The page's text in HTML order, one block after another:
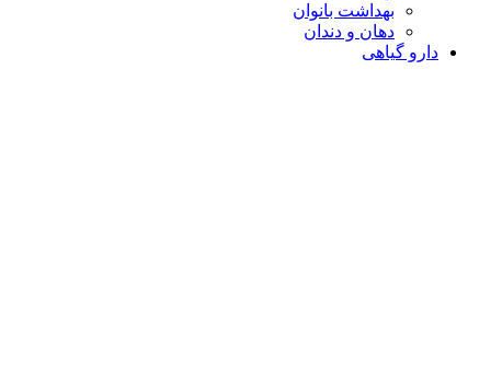
بهداشت بانوان
دهان و دندان
دارو گیاهی